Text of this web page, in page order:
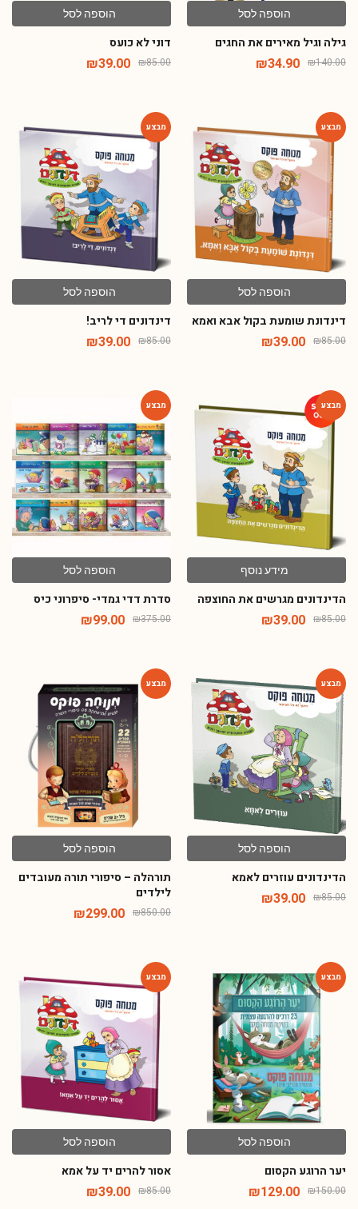
הוספה לסל
גילה וגיל מאירים את החגים
₪140.00
₪34.90
הוספה לסל
דוני לא כועס
₪85.00
₪39.00
הוספה לסל
דינדונת שומעת בקול אבא ואמא
₪85.00
₪39.00
הוספה לסל
דינדונים די לריב!
₪85.00
₪39.00
מידע נוסף
הדינדונים מגרשים את החוצפה
₪85.00
₪39.00
-74%
הוספה לסל
סדרת דדי גמדי- סיפרוני כיס
₪375.00
₪99.00
-54%
הוספה לסל
הדינדונים עוזרים לאמא
₪85.00
₪39.00
הוספה לסל
תורהלה – סיפורי תורה מעובדים
לילדים
₪850.00
₪299.00
הוספה לסל
יער הרוגע הקסום
₪150.00
₪129.00
הוספה לסל
אסור להרים יד על אמא
₪85.00
₪39.00